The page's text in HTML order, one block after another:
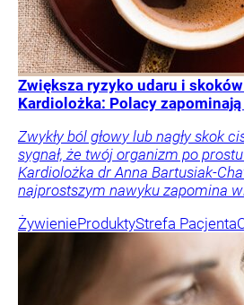
Zwiększa ryzyko udaru i
Kardiolożka: Polacy
Zwykły ból głowy lub nagły skok
sygnał, że twój organizm po
Kardiolożka dr Anna Bartusiak-
najprostszym nawyku zapomina
ŻywienieProduktyStrefa Pacjenta